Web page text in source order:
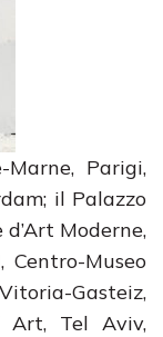
Parigi,
il Palazzo
Moderne,
Centro-Museo
Gasteiz,
Art, Tel Aviv,